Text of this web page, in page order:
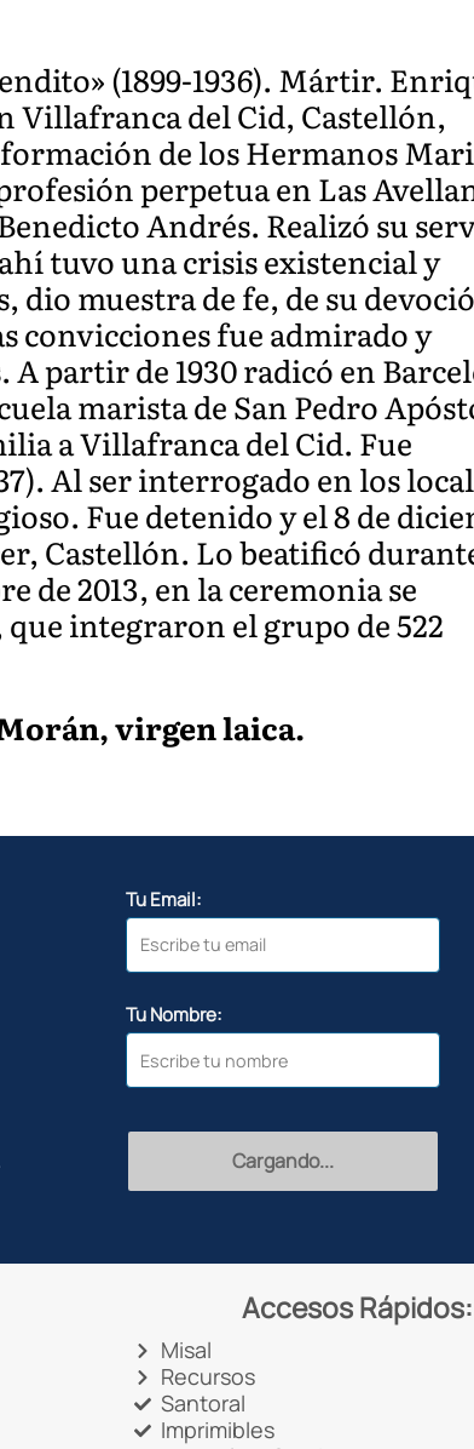
(1899-1936). Mártir.
Villafranca del Cid, Castellón,
formación de los Hermanos
perpetua en Las
Andrés. Realizó su
tuvo una crisis existencial y
dio muestra de fe, de su
convicciones fue admirado y
partir de 1930 radicó en
marista de San Pedro
a Villafranca del Cid. Fue
Al ser interrogado en los
Fue detenido y el 8 de
Castellón. Lo beatificó
de 2013, en la ceremonia se
integraron el grupo de 522
virgen laica.
Tu Email:
Tu Nombre:
Cargando...
Accesos Rápidos:
Misal
Recursos
Santoral
Imprimibles